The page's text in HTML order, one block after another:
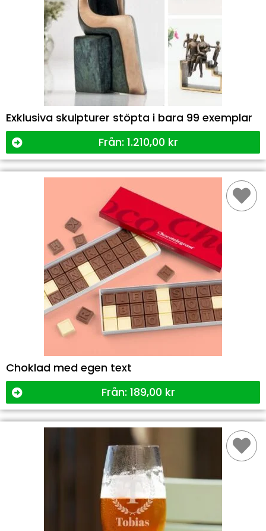
Exklusiva skulpturer stöpta i bara 99 exemplar
Från: 1.210,00 kr
Choklad med egen text
Från: 189,00 kr